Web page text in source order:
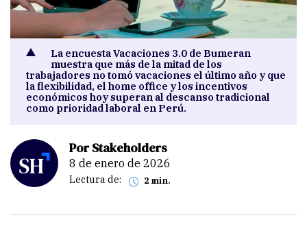
La encuesta Vacaciones 3.0 de Bumeran
muestra que más de la mitad de los
trabajadores no tomó vacaciones el último año y que
la flexibilidad, el home office y los incentivos
económicos hoy superan al descanso tradicional
como prioridad laboral en Perú.
Por Stakeholders
8 de enero de 2026
Lectura de: 2 min.